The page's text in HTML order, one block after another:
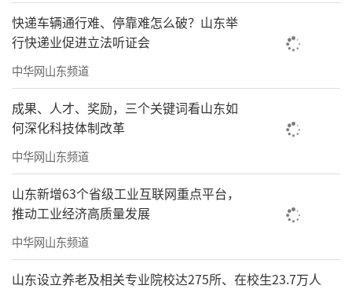
快递车辆通行难、停靠难怎么破？山东举
行快递业促进立法听证会
中华网山东频道
成果、人才、奖励，三个关键词看山东如
何深化科技体制改革
中华网山东频道
山东新增63个省级工业互联网重点平台，
推动工业经济高质量发展
中华网山东频道
山东设立养老及相关专业院校达275所、在校生23.7万人